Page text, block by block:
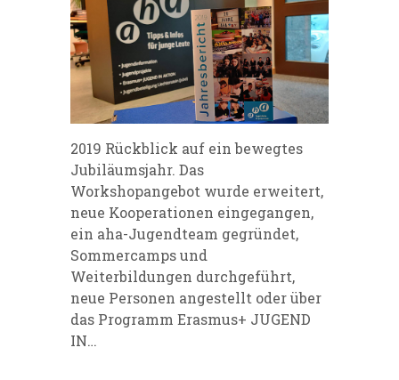
2019 Rückblick auf ein bewegtes
Jubiläumsjahr. Das
Workshopangebot wurde erweitert,
neue Kooperationen eingegangen,
ein aha-Jugendteam gegründet,
Sommercamps und
Weiterbildungen durchgeführt,
neue Personen angestellt oder über
das Programm Erasmus+ JUGEND
IN…